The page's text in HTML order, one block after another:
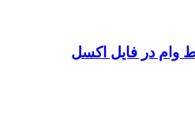
وام در فایل اکسل